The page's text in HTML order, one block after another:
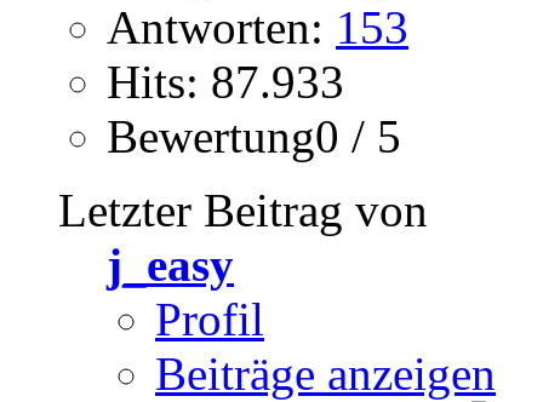
Antworten: 153
Hits: 87.933
Bewertung0 / 5
Letzter Beitrag von
j_easy
Profil
Beiträge anzeigen